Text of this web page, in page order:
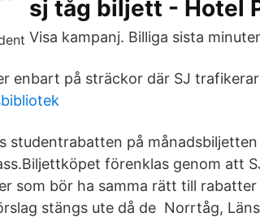
sj tåg biljett - Hotel
Visa kampanj. Billiga sista
enbart på sträckor där SJ
studentrabatten på
förenklas genom att
som bör ha samma rätt till
stängs ute då de Norrtåg,